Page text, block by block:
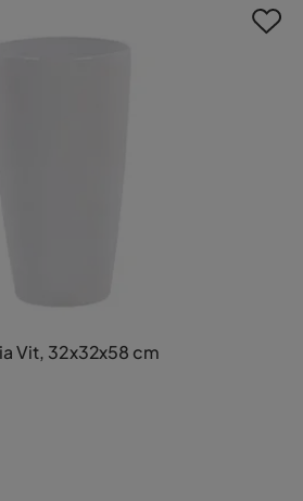
Vit, 32x32x58 cm